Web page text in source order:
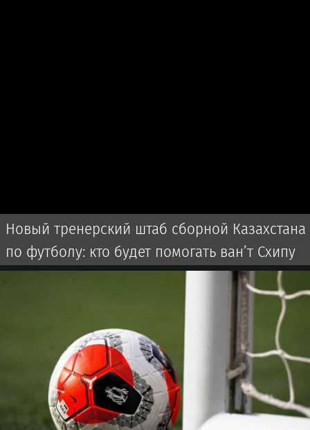
Новый тренерский штаб сборной Казахстана
по футболу: кто будет помогать ван’т Схипу